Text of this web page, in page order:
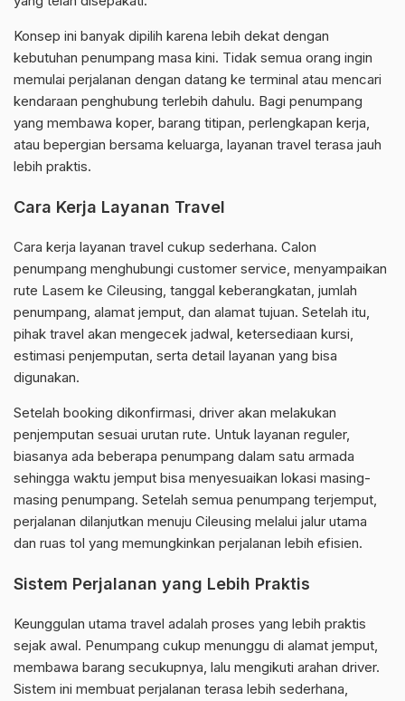
Konsep ini banyak dipilih karena lebih dekat dengan
kebutuhan penumpang masa kini. Tidak semua orang ingin
memulai perjalanan dengan datang ke terminal atau mencari
kendaraan penghubung terlebih dahulu. Bagi penumpang
yang membawa koper, barang titipan, perlengkapan kerja,
atau bepergian bersama keluarga, layanan travel terasa jauh
lebih praktis.
Cara Kerja Layanan Travel
Cara kerja layanan travel cukup sederhana. Calon
penumpang menghubungi customer service, menyampaikan
rute Lasem ke Cileusing, tanggal keberangkatan, jumlah
penumpang, alamat jemput, dan alamat tujuan. Setelah itu,
pihak travel akan mengecek jadwal, ketersediaan kursi,
estimasi penjemputan, serta detail layanan yang bisa
digunakan.
Setelah booking dikonfirmasi, driver akan melakukan
penjemputan sesuai urutan rute. Untuk layanan reguler,
biasanya ada beberapa penumpang dalam satu armada
sehingga waktu jemput bisa menyesuaikan lokasi masing-
masing penumpang. Setelah semua penumpang terjemput,
perjalanan dilanjutkan menuju Cileusing melalui jalur utama
dan ruas tol yang memungkinkan perjalanan lebih efisien.
Sistem Perjalanan yang Lebih Praktis
Keunggulan utama travel adalah proses yang lebih praktis
sejak awal. Penumpang cukup menunggu di alamat jemput,
membawa barang secukupnya, lalu mengikuti arahan driver.
Sistem ini membuat perjalanan terasa lebih sederhana,